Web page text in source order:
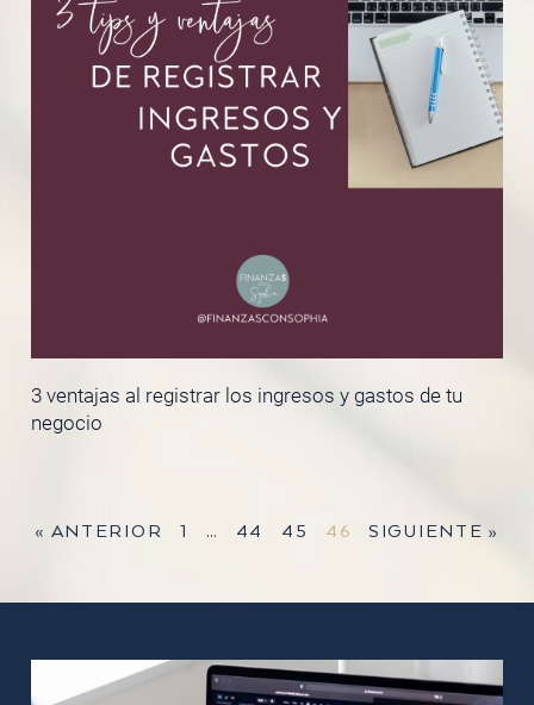
3 ventajas al registrar los ingresos y gastos de tu
negocio
« ANTERIOR 1 … 44 45 46 SIGUIENTE »